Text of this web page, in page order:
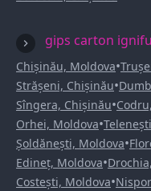
gips carton
Chișinău, Moldova•
Strășeni, Chișinău•
Sîngera, Chișinău•
Orhei, Moldova•
Șoldănești, Moldova•
Edineț, Moldova•
Costești, Moldova•